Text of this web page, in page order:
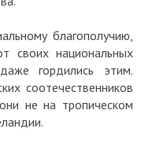
благополучию,
своих национальных
гордились этим.
соотечественников
не на тропическом